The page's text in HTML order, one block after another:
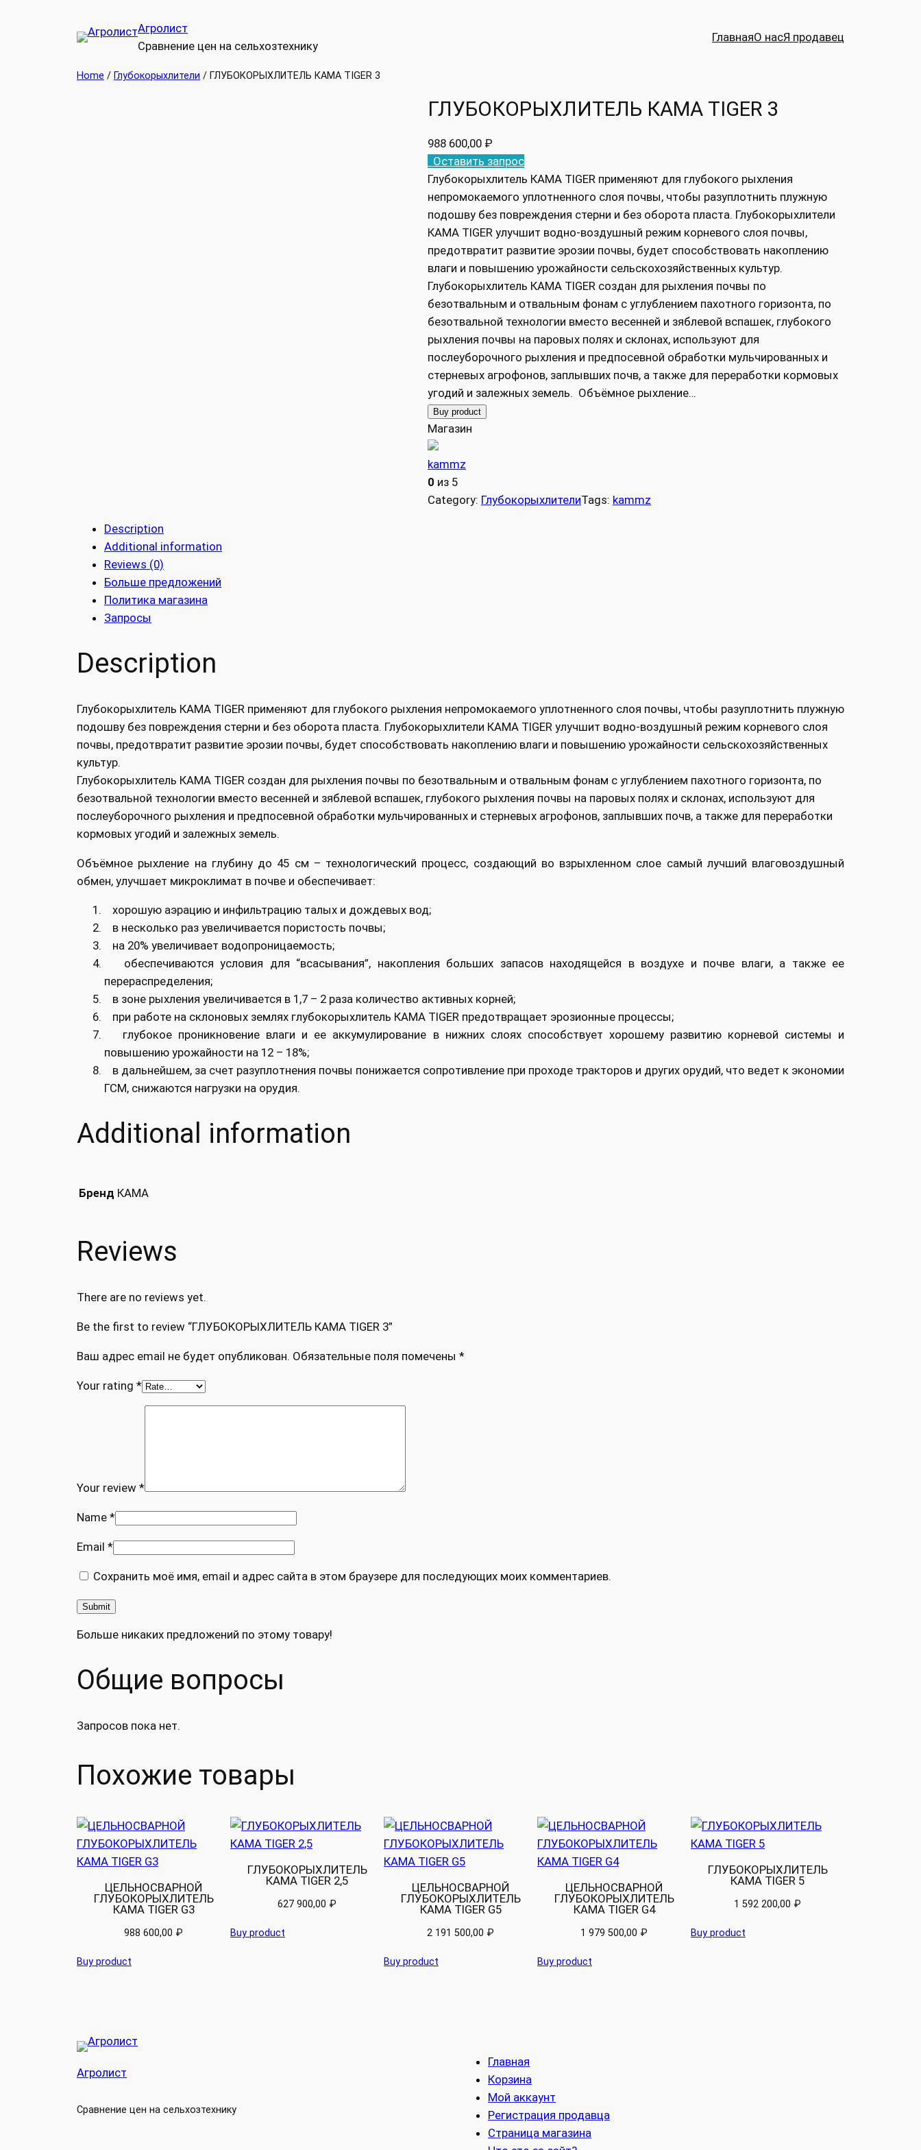
Агролист
Сравнение цен на сельхозтехнику
ГлавнаяО насЯ продавец
Home / Глубокорыхлители / ГЛУБОКОРЫХЛИТЕЛЬ КАМА TIGER 3
ГЛУБОКОРЫХЛИТЕЛЬ КАМА TIGER 3
988 600,00 ₽
Оставить запрос
Глубокорыхлитель КАМА TIGER применяют для глубокого рыхления
непромокаемого уплотненного слоя почвы, чтобы разуплотнить плужную
подошву без повреждения стерни и без оборота пласта. Глубокорыхлители
КАМА TIGER улучшит водно-воздушный режим корневого слоя почвы,
предотвратит развитие эрозии почвы, будет способствовать накоплению
влаги и повышению урожайности сельскохозяйственных культур.
Глубокорыхлитель КАМА TIGER создан для рыхления почвы по
безотвальным и отвальным фонам с углублением пахотного горизонта, по
безотвальной технологии вместо весенней и зяблевой вспашек, глубокого
рыхления почвы на паровых полях и склонах, используют для
послеуборочного рыхления и предпосевной обработки мульчированных и
стерневых агрофонов, заплывших почв, а также для переработки кормовых
угодий и залежных земель. Объёмное рыхление…
Buy product
Магазин
kammz
0 из 5
Category: ГлубокорыхлителиTags: kammz
Description
Additional information
Reviews (0)
Больше предложений
Политика магазина
Запросы
Description
Глубокорыхлитель КАМА TIGER применяют для глубокого рыхления непромокаемого уплотненного слоя почвы, чтобы разуплотнить плужную
подошву без повреждения стерни и без оборота пласта. Глубокорыхлители КАМА TIGER улучшит водно-воздушный режим корневого слоя
почвы, предотвратит развитие эрозии почвы, будет способствовать накоплению влаги и повышению урожайности сельскохозяйственных
культур.
Глубокорыхлитель КАМА TIGER создан для рыхления почвы по безотвальным и отвальным фонам с углублением пахотного горизонта, по
безотвальной технологии вместо весенней и зяблевой вспашек, глубокого рыхления почвы на паровых полях и склонах, используют для
послеуборочного рыхления и предпосевной обработки мульчированных и стерневых агрофонов, заплывших почв, а также для переработки
кормовых угодий и залежных земель.
Объёмное рыхление на глубину до 45 см – технологический процесс, создающий во взрыхленном слое самый лучший влаговоздушный
обмен, улучшает микроклимат в почве и обеспечивает:
хорошую аэрацию и инфильтрацию талых и дождевых вод;
в несколько раз увеличивается пористость почвы;
на 20% увеличивает водопроницаемость;
обеспечиваются условия для “всасывания”, накопления больших запасов находящейся в воздухе и почве влаги, а также ее
перераспределения;
в зоне рыхления увеличивается в 1,7 – 2 раза количество активных корней;
при работе на склоновых землях глубокорыхлитель КАМА TIGER предотвращает эрозионные процессы;
глубокое проникновение влаги и ее аккумулирование в нижних слоях способствует хорошему развитию корневой системы и
повышению урожайности на 12 – 18%;
в дальнейшем, за счет разуплотнения почвы понижается сопротивление при проходе тракторов и других орудий, что ведет к экономии
ГСМ, снижаются нагрузки на орудия.
Additional information
Бренд КАМА
Reviews
There are no reviews yet.
Be the first to review “ГЛУБОКОРЫХЛИТЕЛЬ КАМА TIGER 3”
Ваш адрес email не будет опубликован. Обязательные поля помечены *
Your rating *
Your review *
Name *
Email *
Сохранить моё имя, email и адрес сайта в этом браузере для последующих моих комментариев.
Больше никаких предложений по этому товару!
Общие вопросы
Запросов пока нет.
Похожие товары
ЦЕЛЬНОСВАРНОЙ
ГЛУБОКОРЫХЛИТЕЛЬ
КАМА TIGER G3
988 600,00 ₽
Buy product
ГЛУБОКОРЫХЛИТЕЛЬ
КАМА TIGER 2,5
627 900,00 ₽
Buy product
ЦЕЛЬНОСВАРНОЙ
ГЛУБОКОРЫХЛИТЕЛЬ
КАМА TIGER G5
2 191 500,00 ₽
Buy product
ЦЕЛЬНОСВАРНОЙ
ГЛУБОКОРЫХЛИТЕЛЬ
КАМА TIGER G4
1 979 500,00 ₽
Buy product
ГЛУБОКОРЫХЛИТЕЛЬ
КАМА TIGER 5
1 592 200,00 ₽
Buy product
Агролист
Сравнение цен на сельхозтехнику
Главная
Корзина
Мой аккаунт
Регистрация продавца
Страница магазина